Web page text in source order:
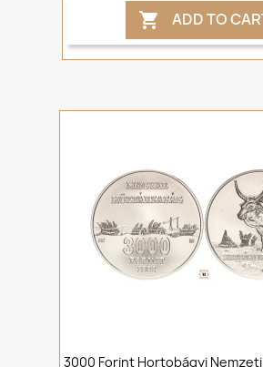
 ADD TO
3000 Forint Hortobágyi Nemzeti